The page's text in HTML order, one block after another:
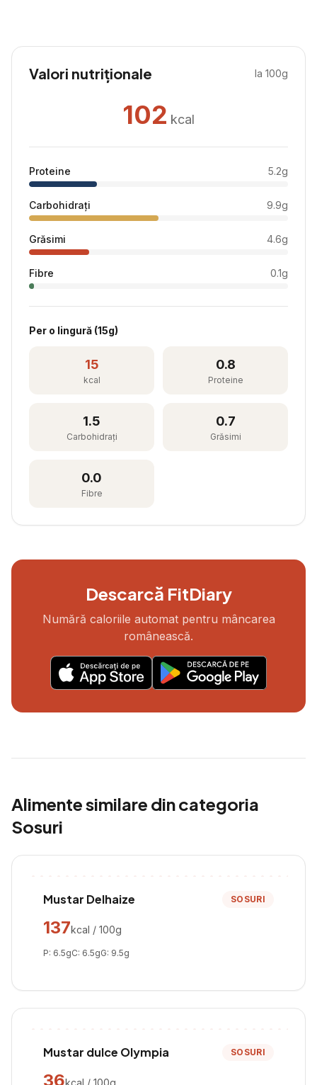
Valori nutriționale la 100g
102 kcal
Proteine 5.2g
Carbohidrați 9.9g
Grăsimi 4.6g
Fibre 0.1g
Per o lingură (15g)
15
kcal
0.8
Proteine
1.5
Carbohidrați
0.7
Grăsimi
0.0
Fibre
Descarcă FitDiary
Numără caloriile automat pentru mâncarea
românească.
Alimente similare din categoria
Sosuri
Mustar Delhaize SOSURI
137kcal / 100g
P: 6.5gC: 6.5gG: 9.5g
Mustar dulce Olympia SOSURI
36kcal / 100g